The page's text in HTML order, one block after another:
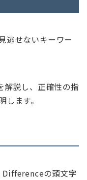
逃せないキーワー
解説し、正確性の指
ます。
の頭文字